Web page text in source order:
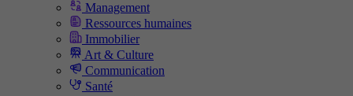
Management
Ressources humaines
Immobilier
Art & Culture
Communication
Santé